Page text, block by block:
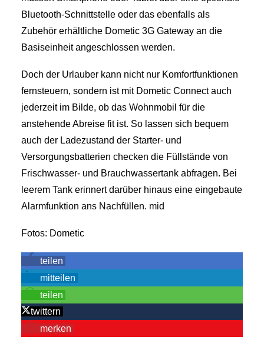
Bluetooth-Schnittstelle oder das ebenfalls als
Zubehör erhältliche Dometic 3G Gateway an die
Basiseinheit angeschlossen werden.
Doch der Urlauber kann nicht nur Komfortfunktionen
fernsteuern, sondern ist mit Dometic Connect auch
jederzeit im Bilde, ob das Wohnmobil für die
anstehende Abreise fit ist. So lassen sich bequem
auch der Ladezustand der Starter- und
Versorgungsbatterien checken die Füllstände von
Frischwasser- und Brauchwassertank abfragen. Bei
leerem Tank erinnert darüber hinaus eine eingebaute
Alarmfunktion ans Nachfüllen. mid
Fotos: Dometic
teilen
mitteilen
teilen
twittern
merken